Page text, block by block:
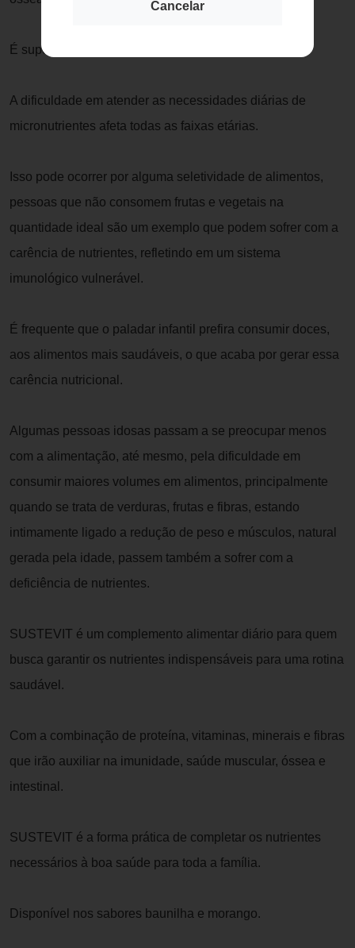
Cancelar
É super prático e pode ser consumido quente ou frio.
A dificuldade em atender as necessidades diárias de
micronutrientes afeta todas as faixas etárias.
Isso pode ocorrer por alguma seletividade de alimentos,
pessoas que não consomem frutas e vegetais na
quantidade ideal são um exemplo que podem sofrer com a
carência de nutrientes, refletindo em um sistema
imunológico vulnerável.
É frequente que o paladar infantil prefira consumir doces,
aos alimentos mais saudáveis, o que acaba por gerar essa
carência nutricional.
Algumas pessoas idosas passam a se preocupar menos
com a alimentação, até mesmo, pela dificuldade em
consumir maiores volumes em alimentos, principalmente
quando se trata de verduras, frutas e fibras, estando
intimamente ligado a redução de peso e músculos, natural
gerada pela idade, passem também a sofrer com a
deficiência de nutrientes.
SUSTEVIT é um complemento alimentar diário para quem
busca garantir os nutrientes indispensáveis para uma rotina
saudável.
Com a combinação de proteína, vitaminas, minerais e fibras
que irão auxiliar na imunidade, saúde muscular, óssea e
intestinal.
SUSTEVIT é a forma prática de completar os nutrientes
necessários à boa saúde para toda a família.
Disponível nos sabores baunilha e morango.